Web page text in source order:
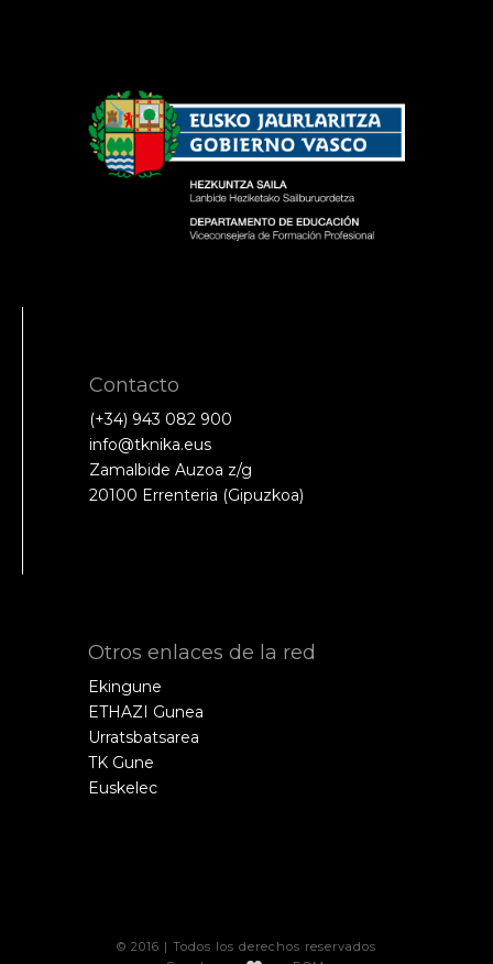
Contacto
(+34) 943 082 900
info@tknika.eus
Zamalbide Auzoa z/g
20100 Errenteria (Gipuzkoa)
Otros enlaces de la red
Ekingune
ETHAZI Gunea
Urratsbatsarea
TK Gune
Euskelec
© 2016 | Todos los derechos reservados